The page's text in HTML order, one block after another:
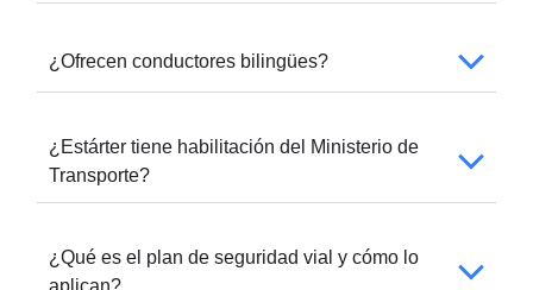
¿Ofrecen conductores bilingües?
¿Estárter tiene habilitación del Ministerio de
Transporte?
¿Qué es el plan de seguridad vial y cómo lo